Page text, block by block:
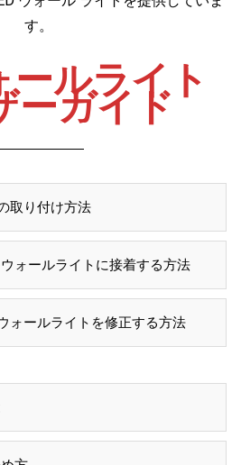
す。
ールライト
ーガイド
取り付け方法
ォールライトに接着する方法
ォールライトを修正する方法